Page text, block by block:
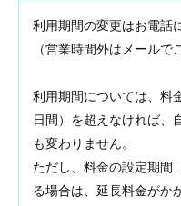
利用期間の変更はお電話
（営業時間外はメールで
利用期間については、料
日間）を超えなければ、
も変わりません。
ただし、料金の設定期間
る場合は、延長料金がか